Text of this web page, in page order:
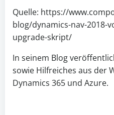
Quelle: https://
blog/dynamics-nav-2018-
upgrade-skript/
In seinem Blog
sowie Hilfreiches aus der
Dynamics 365 und Azure.